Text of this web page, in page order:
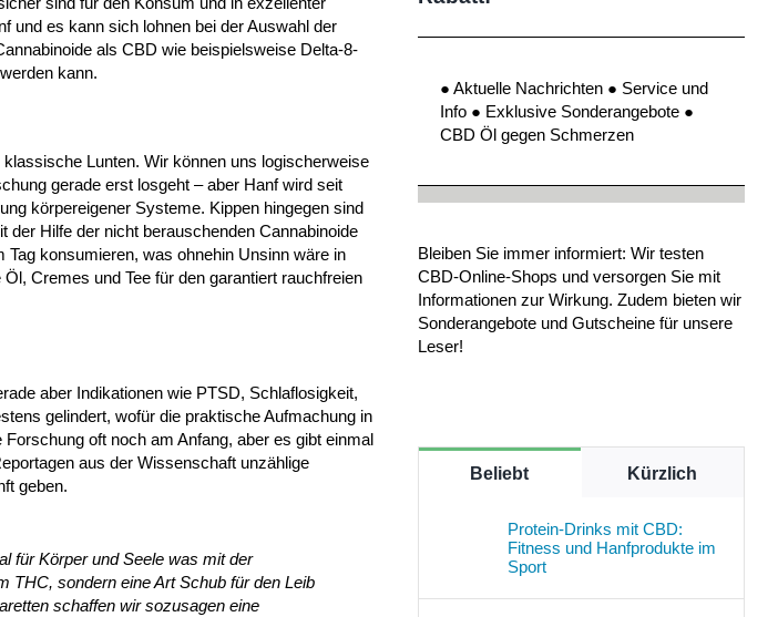
und es kann sich lohnen bei der Auswahl der
als CBD wie beispielsweise Delta-8-
kann.
Lunten. Wir können uns logischerweise
gerade erst losgeht – aber Hanf wird seit
körpereigener Systeme. Kippen hingegen sind
Hilfe der nicht berauschenden Cannabinoide
konsumieren, was ohnehin Unsinn wäre in
Cremes und Tee für den garantiert rauchfreien
aber Indikationen wie PTSD, Schlaflosigkeit,
gelindert, wofür die praktische Aufmachung in
oft noch am Anfang, aber es gibt einmal
aus der Wissenschaft unzählige
geben.
für Körper und Seele was mit der
THC, sondern eine Art Schub für den Leib
schaffen wir sozusagen eine
● Aktuelle Nachrichten ● Service und
Info ● Exklusive Sonderangebote ●
CBD Öl gegen Schmerzen
Bleiben Sie immer informiert: Wir testen
CBD-Online-Shops und versorgen Sie mit
Informationen zur Wirkung. Zudem bieten wir
Sonderangebote und Gutscheine für unsere
Leser!
Beliebt Kürzlich
Protein-Drinks mit CBD:
Fitness und Hanfprodukte im
Sport